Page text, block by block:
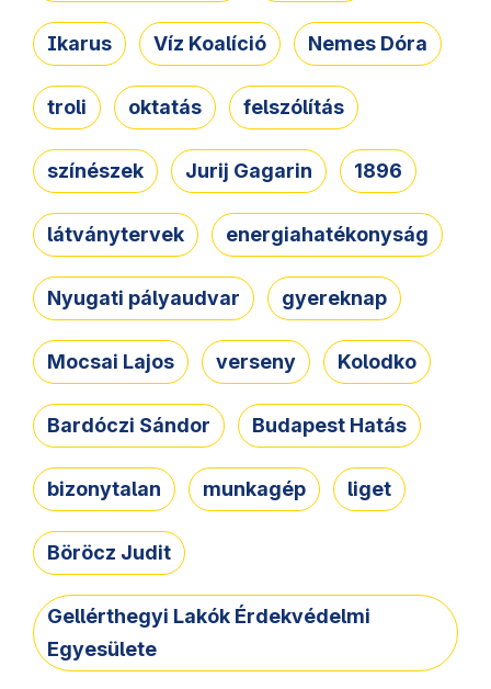
Ikarus Víz Koalíció Nemes Dóra
troli oktatás felszólítás
színészek Jurij Gagarin 1896
látványtervek energiahatékonyság
Nyugati pályaudvar gyereknap
Mocsai Lajos verseny Kolodko
Bardóczi Sándor Budapest Hatás
bizonytalan munkagép liget
Böröcz Judit
Gellérthegyi Lakók Érdekvédelmi
Egyesülete